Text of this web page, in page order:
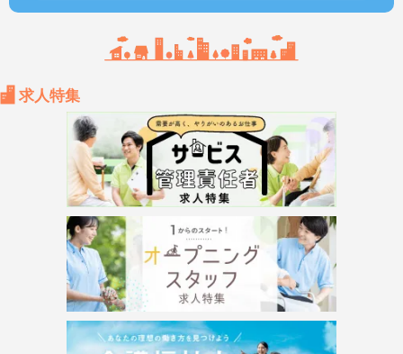
求人特集